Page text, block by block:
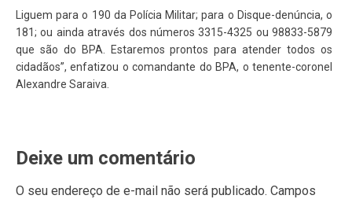
Liguem para o 190 da Polícia Militar; para o Disque-denúncia, o
181; ou ainda através dos números 3315-4325 ou 98833-5879
que são do BPA. Estaremos prontos para atender todos os
cidadãos”, enfatizou o comandante do BPA, o tenente-coronel
Alexandre Saraiva.
Deixe um comentário
O seu endereço de e-mail não será publicado. Campos